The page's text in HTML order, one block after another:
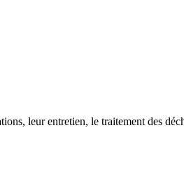
leur entretien, le traitement des